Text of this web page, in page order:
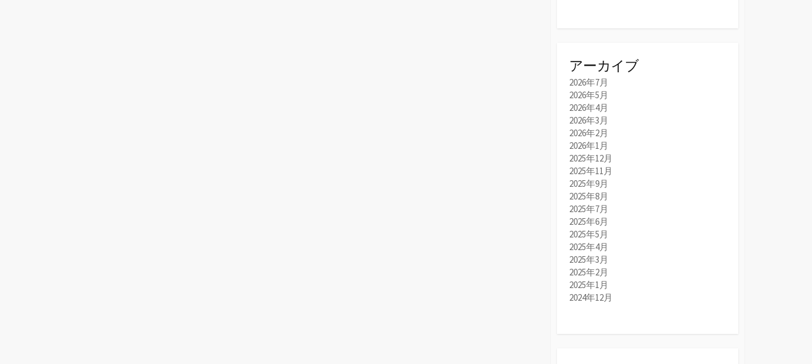
アーカイブ
2026年7月
2026年5月
2026年4月
2026年3月
2026年2月
2026年1月
2025年12月
2025年11月
2025年9月
2025年8月
2025年7月
2025年6月
2025年5月
2025年4月
2025年3月
2025年2月
2025年1月
2024年12月